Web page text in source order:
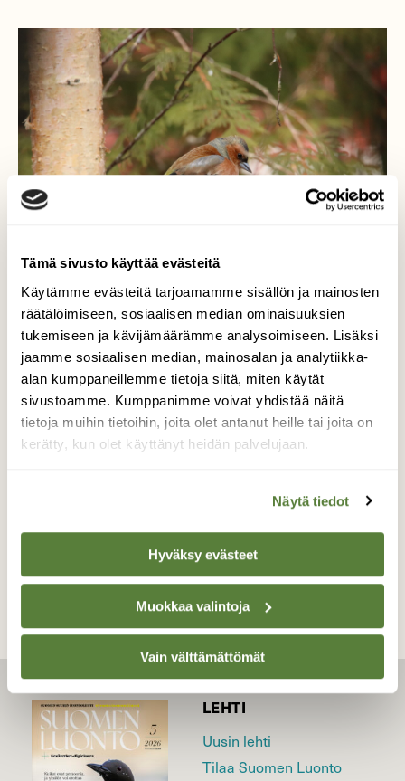
Tämä sivusto käyttää evästeitä
Käytämme evästeitä tarjoamamme sisällön ja mainosten
räätälöimiseen, sosiaalisen median ominaisuuksien
tukemiseen ja kävijämäärämme analysoimiseen. Lisäksi
jaamme sosiaalisen median, mainosalan ja analytiikka-
alan kumppaneillemme tietoja siitä, miten käytät
sivustoamme. Kumppanimme voivat yhdistää näitä
tietoja muihin tietoihin, joita olet antanut heille tai joita on
kerätty, kun olet käyttänyt heidän palvelujaan.
Näytä tiedot
Hyväksy evästeet
Muokkaa valintoja
Vain välttämättömät
Puoli kuuta peipposesta
Peipposia on jo tullut pihapiiriin. Kesän pitäisi
olla lähellä...?
TAKAISIN LISTAAN
LEHTI
Uusin lehti
Tilaa Suomen Luonto